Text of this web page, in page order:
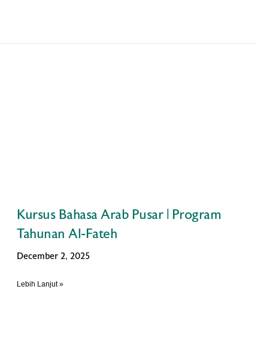
Kursus Bahasa Arab Pusar | Program
Tahunan Al-Fateh
December 2, 2025
Lebih Lanjut »